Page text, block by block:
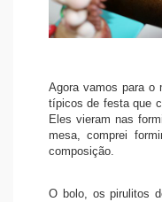
Agora vamos para
típicos de festa que
Eles vieram nas
mesa, comprei
composição.
O bolo, os pirulitos